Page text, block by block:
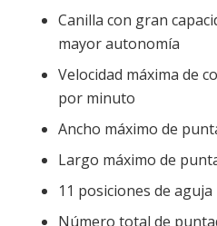
Canilla con gran
mayor autonomía
Velocidad máxima de
por minuto
Ancho máximo de
Largo máximo de
11 posiciones de aguja
Número total de